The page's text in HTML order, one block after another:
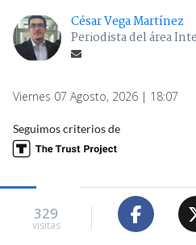
César Vega Martínez
Periodista del área
Viernes 07 Agosto, 2026 | 18:07
Seguimos criterios de
329
visitas